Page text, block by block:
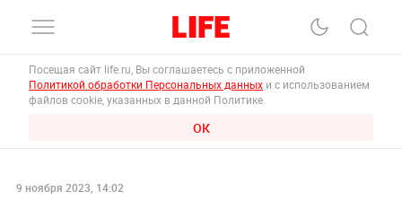
Посещая сайт life.ru, Вы соглашаетесь с приложенной
Политикой обработки Персональных данных и с использованием
файлов cookie, указанных в данной Политике.
ОК
9 ноября 2023, 14:02